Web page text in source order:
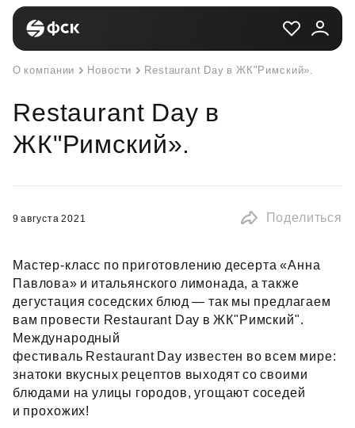
О компании Новости Restaurant Day в ЖК"Римский».
Restaurant Day в
ЖК"Римский».
9 августа 2021 Поделиться
Мастер‑класс по приготовлению десерта «Анна
Павлова» и итальянского лимонада, а также
дегустация соседских блюд — так мы предлагаем
вам провести Restaurant Day в ЖК"Римский".
Международный
фестиваль Restaurant Day известен во всем мире:
знатоки вкусных рецептов выходят со своими
блюдами на улицы городов, угощают соседей
и прохожих!